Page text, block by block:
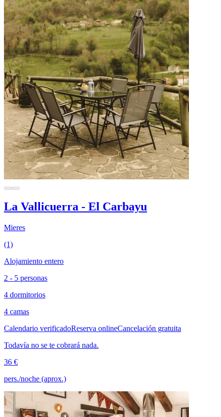
La Vallicuerra - El Carbayu
Mieres
(1)
Alojamiento entero
2 - 5 personas
4 dormitorios
4 camas
Calendario verificadoReserva onlineCancelación gratuita
Todavía no se te cobrará nada.
36 €
pers./noche (aprox.)